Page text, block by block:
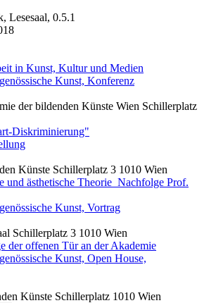
Lesesaal, 0.5.1
in Kunst, Kultur und Medien
Kunst, Konferenz
der bildenden Künste Wien Schillerplatz
Diskriminierung"
Künste Schillerplatz 3 1010 Wien
und ästhetische Theorie ­ Nachfolge Prof.
Kunst, Vortrag
Schillerplatz 3 1010 Wien
der offenen Tür an der Akademie
Kunst, Open House,
Künste Schillerplatz 1010 Wien